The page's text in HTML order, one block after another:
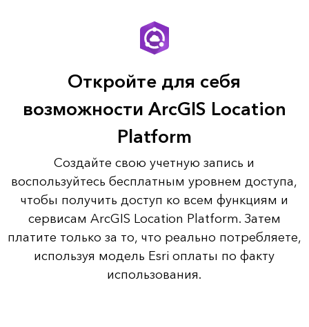
Откройте для себя
возможности ArcGIS Location
Platform
Создайте свою учетную запись и
воспользуйтесь бесплатным уровнем доступа,
чтобы получить доступ ко всем функциям и
сервисам ArcGIS Location Platform. Затем
платите только за то, что реально потребляете,
используя модель Esri оплаты по факту
использования.